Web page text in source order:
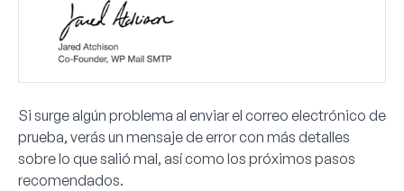
Si surge algún problema al enviar el correo electrónico de
prueba, verás un mensaje de error con más detalles
sobre lo que salió mal, así como los próximos pasos
recomendados.